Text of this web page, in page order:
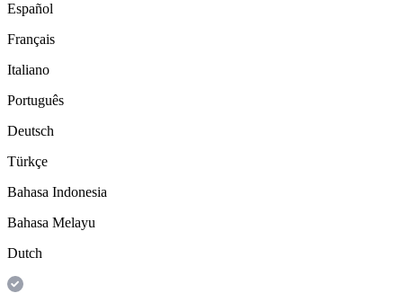
Español
Français
Italiano
Português
Deutsch
Türkçe
Bahasa Indonesia
Bahasa Melayu
Dutch